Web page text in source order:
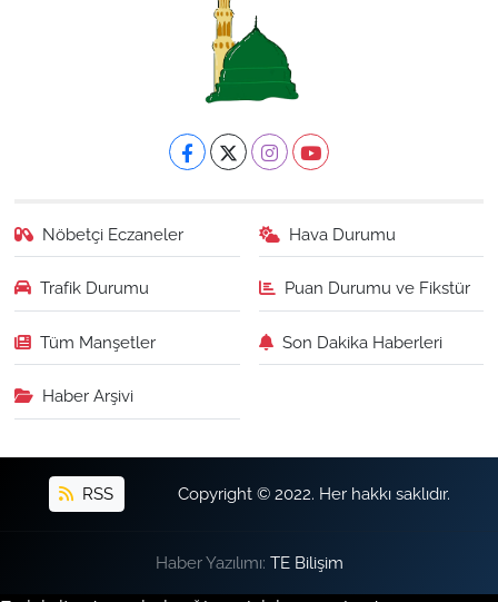
Nöbetçi Eczaneler Hava Durumu
Trafik Durumu Puan Durumu ve Fikstür
Tüm Manşetler Son Dakika Haberleri
Haber Arşivi
RSS Copyright © 2022. Her hakkı saklıdır.
Haber Yazılımı: TE Bilişim